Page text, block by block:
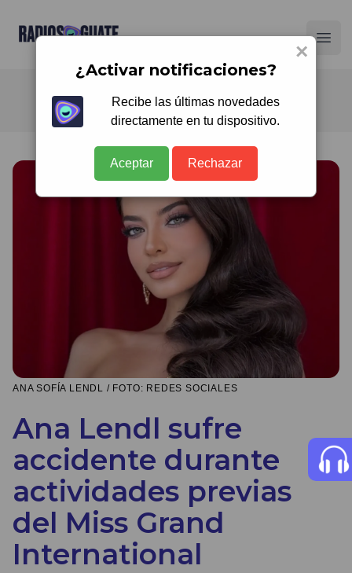
Radios Guate
ANA SOFÍA LENDL / FOTO: REDES SOCIALES
Ana Lendl sufre
accidente durante
actividades previas
del Miss Grand
International
×
¿Activar notificaciones?
Recibe las últimas novedades
directamente en tu dispositivo.
Aceptar Rechazar